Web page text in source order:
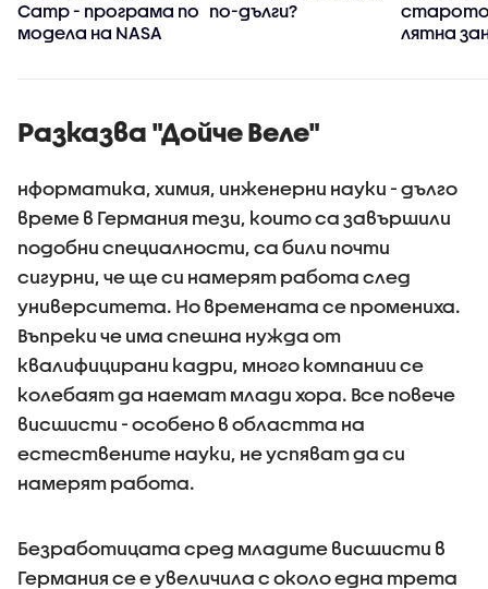
Camp - програма по
модела на NASA
по-дълги?
старото
лятна
Разказва "Дойче Веле"
нформатика, химия, инженерни науки - дълго
време в Германия тези, които са завършили
подобни специалности, са били почти
сигурни, че ще си намерят работа след
университета. Но времената се промениха.
Въпреки че има спешна нужда от
квалифицирани кадри, много компании се
колебаят да наемат млади хора. Все повече
висшисти - особено в областта на
естествените науки, не успяват да си
намерят работа.
Безработицата сред младите висшисти в
Германия се е увеличила с около една трета